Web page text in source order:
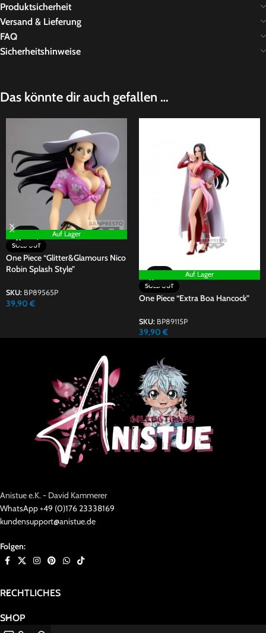
Produktsicherheit
Versand & Lieferung
FAQ
Sicherheitshinweise
Das könnte dir auch gefallen …
Auf Lager
SOLD OUT
One Piece “Glitter&Glamours Nico
Robin Splash Style”
SKU: BP89565P
39,90 €
Auf Lager
SOLD OUT
One Piece “Extra Boa Hancock”
SKU: BP89115P
39,90 €
Anistue e.K. - David Kammerer
WhatsApp +49 (0)176 23338169
kundensupport@anistue.de
Folgen:
RECHTLICHES
SHOP